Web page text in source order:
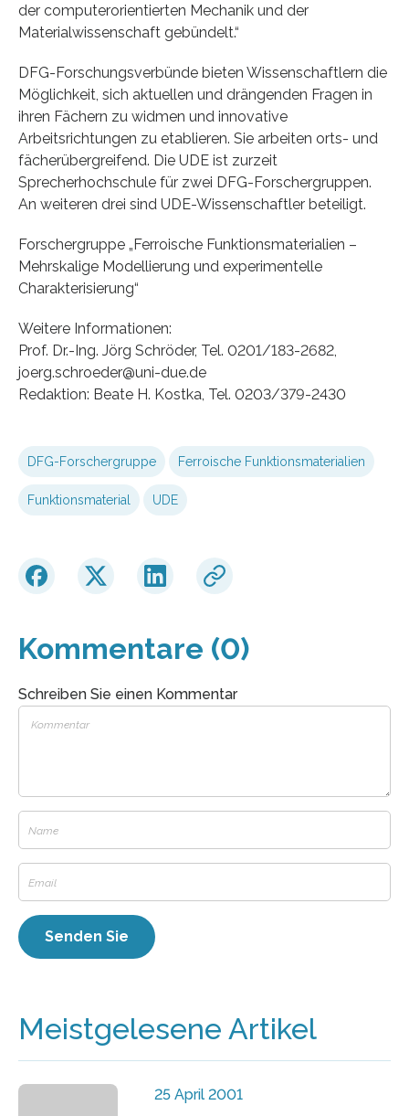
der computerorientierten Mechanik und der
Materialwissenschaft gebündelt.“
DFG-Forschungsverbünde bieten Wissenschaftlern die
Möglichkeit, sich aktuellen und drängenden Fragen in
ihren Fächern zu widmen und innovative
Arbeitsrichtungen zu etablieren. Sie arbeiten orts- und
fächerübergreifend. Die UDE ist zurzeit
Sprecherhochschule für zwei DFG-Forschergruppen.
An weiteren drei sind UDE-Wissenschaftler beteiligt.
Forschergruppe „Ferroische Funktionsmaterialien –
Mehrskalige Modellierung und experimentelle
Charakterisierung“
Weitere Informationen:
Prof. Dr.-Ing. Jörg Schröder, Tel. 0201/183-2682,
joerg.schroeder@uni-due.de
Redaktion: Beate H. Kostka, Tel. 0203/379-2430
DFG-Forschergruppe Ferroische Funktionsmaterialien
Funktionsmaterial UDE
Kommentare (0)
Schreiben Sie einen Kommentar
Meistgelesene Artikel
25 April 2001